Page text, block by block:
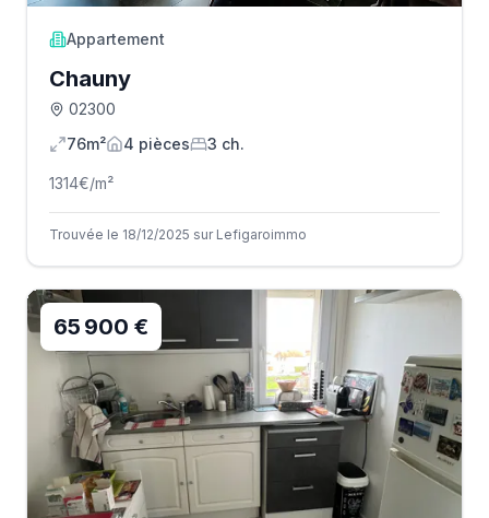
Appartement
Chauny
02300
76m²
4 pièces 3 ch.
1314€/m²
Trouvée le 18/12/2025 sur Lefigaroimmo
65 900 €